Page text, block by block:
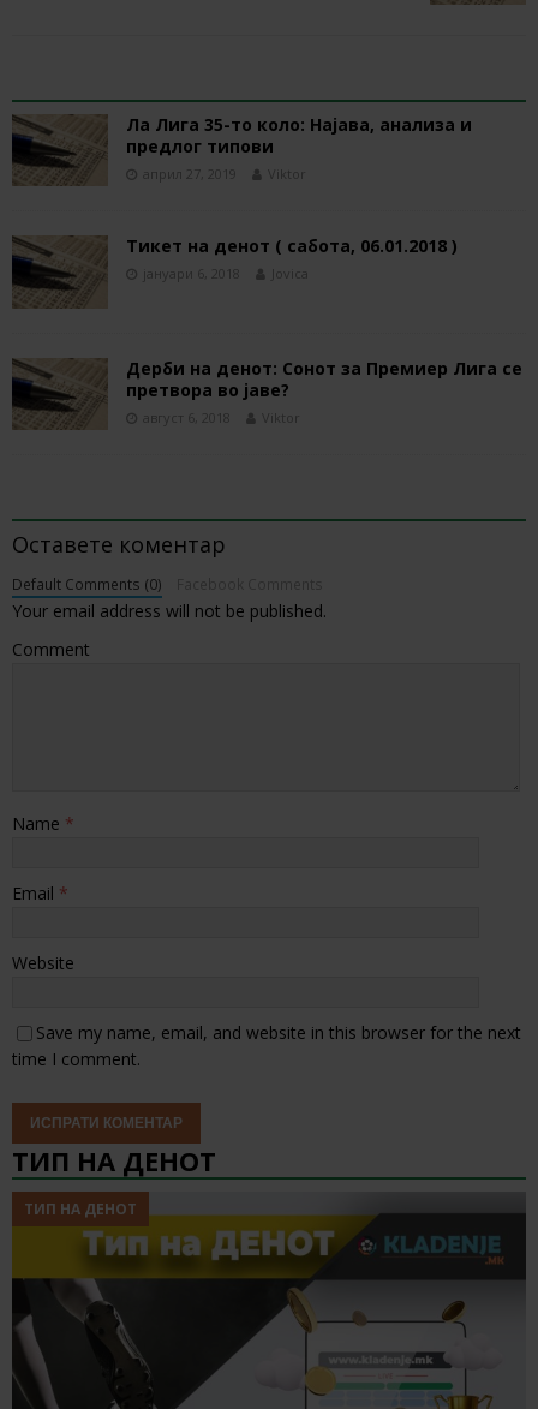
Ла Лига 35-то коло: Најава, анализа и
предлог типови
април 27, 2019 Viktor
Тикет на денот ( сабота, 06.01.2018 )
јануари 6, 2018 Jovica
Дерби на денот: Сонот за Премиер Лига се
претвора во јаве?
август 6, 2018 Viktor
Оставете коментар
Default Comments (0)
Your email address will not be published.
Comment
Name *
Email *
Website
Save my name, email, and website in this browser for the next
time I comment.
ТИП НА ДЕНОТ
ТИП НА ДЕНОТ